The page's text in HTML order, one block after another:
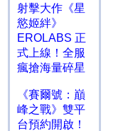
射擊大作《星
慾姬絆》
EROLABS 正
式上線！全服
瘋搶海量碎星
《賽爾號：巔
峰之戰》雙平
台預約開啟！